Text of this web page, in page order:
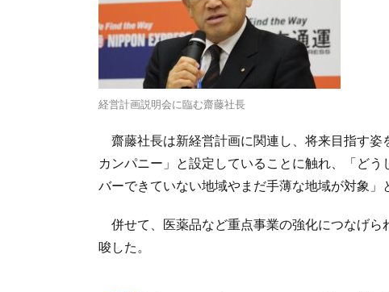
経営計画説明会に臨む齋藤社長
齋藤社長は新経営計画に関連し、将来目指す姿
カンパニー」と設定していることに触れ、「ど
バーできていない地域やまだ手薄な地域が対象」
併せて、医薬品など重点事業の強化につなげら
唆した。